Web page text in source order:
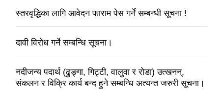
स्तरवृद्धिका लागि आवेदन फाराम पेस गर्ने सम्बन्धी सूचना !
दावी विरोध गर्ने सम्बन्धि सूचना।
नदीजन्य पदार्थ (ढुङ्गा, गिट्टी, वालुवा र रोडा) उत्खनन्,
संकलन र विक्रि कार्य बन्द हुने सम्बन्धि अत्यन्त जरुरी सूचना।